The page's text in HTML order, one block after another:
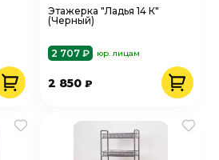
Этажерка "Ладья 14 К"
(Черный)
2 707 ₽ юр. лицам
2 850₽